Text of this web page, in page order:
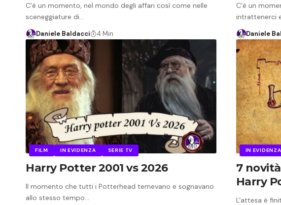
​C’è un momento, nel mondo degli affari così come nelle
sceneggiature di…
Daniele Baldacci 4 Min
C’è un
intrattenerci
Daniele
FILM IN EVIDENZA SERIE TV
Harry Potter 2001 vs 2026
Il momento che tutti i Potterhead temevano e sognavano
allo stesso tempo…
IN EVIDENZA
7
Harry
L'attesa è